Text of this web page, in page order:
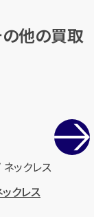
の他の買取
クレス